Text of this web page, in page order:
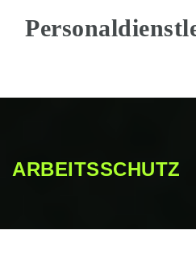
ARBEITSSCHUTZ